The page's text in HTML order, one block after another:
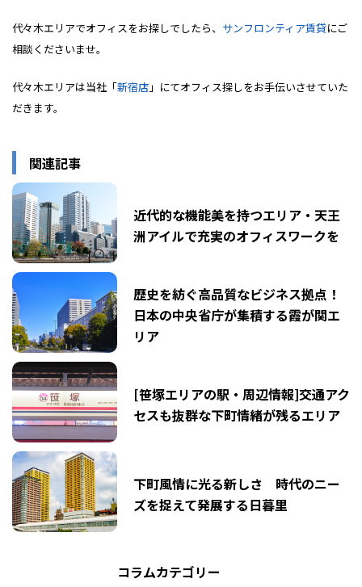
代々木エリアでオフィスをお探しでしたら、 サンフロンティア賃貸にご
相談くださいませ。
代々木エリアは当社「新宿店 」にてオフィス探しをお手伝いさせていた
だきます。
関連記事
近代的な機能美を持つエリア・天王
洲アイルで充実のオフィスワークを
歴史を紡ぐ高品質なビジネス拠点！
日本の中央省庁が集積する霞が関エ
リア
[笹塚エリアの駅・周辺情報]交通アク
セスも抜群な下町情緒が残るエリア
下町風情に光る新しさ 時代のニー
ズを捉えて発展する日暮里
コラムカテゴリー